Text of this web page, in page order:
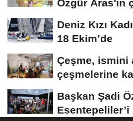
Özgür Aras'ın
Deniz Kızı
18 Ekim’de
Çeşme, ismini
çeşmelerine
Başkan Şadi